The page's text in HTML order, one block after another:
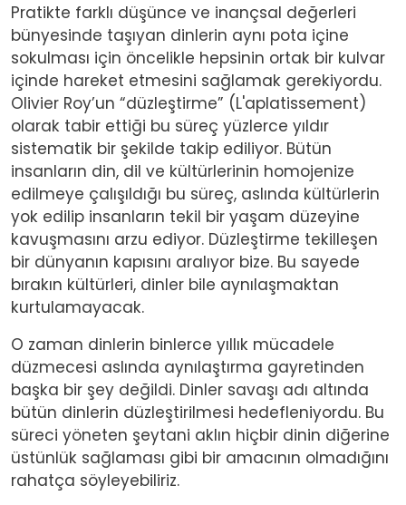
Pratikte farklı düşünce ve inançsal değerleri
bünyesinde taşıyan dinlerin aynı pota içine
sokulması için öncelikle hepsinin ortak bir kulvar
içinde hareket etmesini sağlamak gerekiyordu.
Olivier Roy’un “düzleştirme” (L'aplatissement)
olarak tabir ettiği bu süreç yüzlerce yıldır
sistematik bir şekilde takip ediliyor. Bütün
insanların din, dil ve kültürlerinin homojenize
edilmeye çalışıldığı bu süreç, aslında kültürlerin
yok edilip insanların tekil bir yaşam düzeyine
kavuşmasını arzu ediyor. Düzleştirme tekilleşen
bir dünyanın kapısını aralıyor bize. Bu sayede
bırakın kültürleri, dinler bile aynılaşmaktan
kurtulamayacak.
O zaman dinlerin binlerce yıllık mücadele
düzmecesi aslında aynılaştırma gayretinden
başka bir şey değildi. Dinler savaşı adı altında
bütün dinlerin düzleştirilmesi hedefleniyordu. Bu
süreci yöneten şeytani aklın hiçbir dinin diğerine
üstünlük sağlaması gibi bir amacının olmadığını
rahatça söyleyebiliriz.